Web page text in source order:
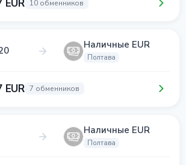
EUR 10 обменников
Наличные EUR
Полтава
EUR 7 обменников
Наличные EUR
Полтава